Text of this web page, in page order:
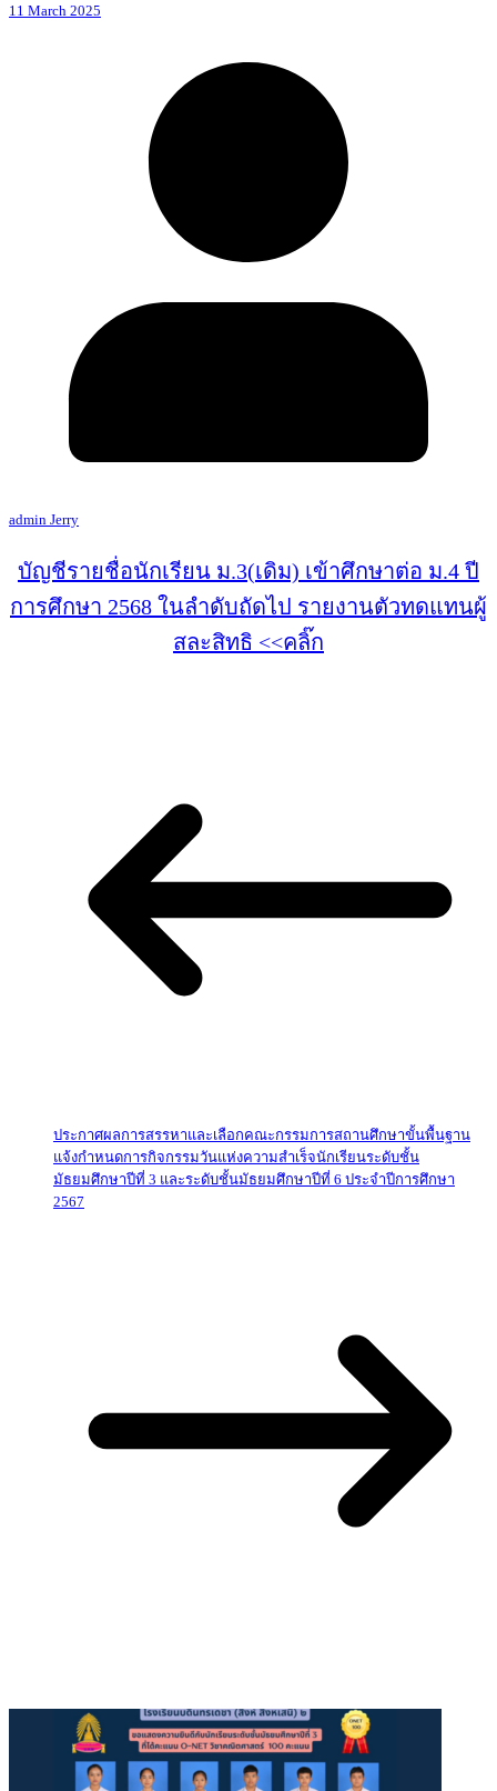
11 March 2025
admin Jerry
บัญชีรายชื่อนักเรียน ม.3(เดิม) เข้าศึกษาต่อ ม.4 ปี
การศึกษา 2568 ในลำดับถัดไป รายงานตัวทดแทนผู้
สละสิทธิ <<คลิ๊ก
ประกาศผลการสรรหาและเลือกคณะกรรมการสถานศึกษาขั้นพื้นฐาน
แจ้งกำหนดการกิจกรรมวันแห่งความสำเร็จนักเรียนระดับชั้น
มัธยมศึกษาปีที่ 3 และระดับชั้นมัธยมศึกษาปีที่ 6 ประจำปีการศึกษา
2567